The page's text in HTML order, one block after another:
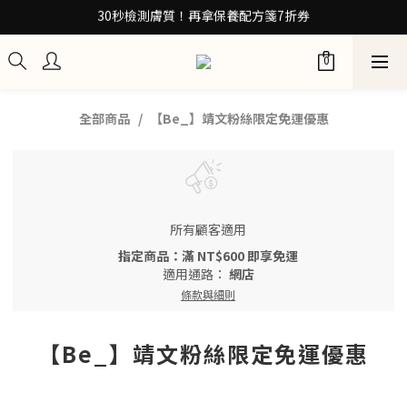
30秒檢測膚質！再拿保養配方箋7折券
30秒檢測膚質！再拿保養配方箋7折券
30秒檢測膚質！再拿保養配方箋7折券
全部商品 【Be_】靖文粉絲限定免運優惠
所有顧客適用
指定商品：滿 NT$600 即享免運
適用通路： 網店
條款與細則
【Be_】靖文粉絲限定免運優惠